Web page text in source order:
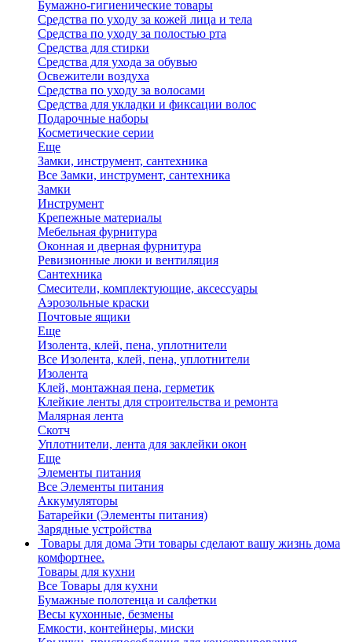
Бумажно-гигиенические товары
Средства по уходу за кожей лица и тела
Средства по уходу за полостью рта
Средства для стирки
Средства для ухода за обувью
Освежители воздуха
Средства по уходу за волосами
Средства для укладки и фиксации волос
Подарочные наборы
Косметические серии
Еще
Замки, инструмент, сантехника
Все Замки, инструмент, сантехника
Замки
Инструмент
Крепежные материалы
Мебельная фурнитура
Оконная и дверная фурнитура
Ревизионные люки и вентиляция
Сантехника
Смесители, комплектующие, аксессуары
Аэрозольные краски
Почтовые ящики
Еще
Изолента, клей, пена, уплотнители
Все Изолента, клей, пена, уплотнители
Изолента
Клей, монтажная пена, герметик
Клейкие ленты для строительства и ремонта
Малярная лента
Скотч
Уплотнители, лента для заклейки окон
Еще
Элементы питания
Все Элементы питания
Аккумуляторы
Батарейки (Элементы питания)
Зарядные устройства
Товары для дома Эти товары сделают вашу жизнь дома
комфортнее.
Товары для кухни
Все Товары для кухни
Бумажные полотенца и салфетки
Весы кухонные, безмены
Емкости, контейнеры, миски